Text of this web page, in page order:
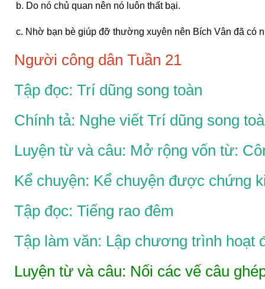
b. Do nó chủ quan nên nó luôn thất bại.
c. Nhờ bạn bè giúp đỡ thường xuyên nên Bích Vân đã có
Người công dân Tuần 21
Tập đọc: Trí dũng song toàn
Chính tả: Nghe viết Trí dũng song
Luyện từ và câu: Mở rộng vốn từ:
Kể chuyện: Kể chuyện được chứng
Tập đọc: Tiếng rao đêm
Tập làm văn: Lập chương trình hoạt
Luyện từ và câu: Nối các vế câu